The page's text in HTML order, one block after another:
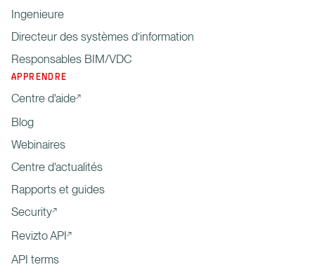
Ingenieure
Directeur des systèmes d’information
Responsables BIM/VDC
APPRENDRE
Centre d'aide
Blog
Webinaires
Centre d'actualités
Rapports et guides
Security
Revizto API
API terms